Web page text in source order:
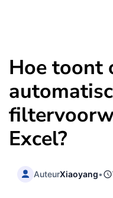
Hoe toont
Excel?
AuteurXiaoyang•